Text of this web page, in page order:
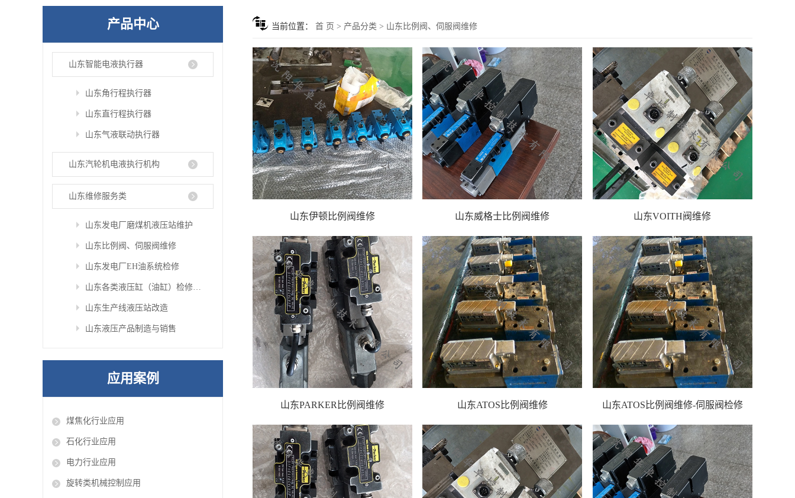
产品中心
山东智能电液执行器
山东角行程执行器
山东直行程执行器
山东气液联动执行器
山东汽轮机电液执行机构
山东维修服务类
山东发电厂磨煤机液压站维护
山东比例阀、伺服阀维修
山东发电厂EH油系统检修
山东各类液压缸（油缸）检修与定制
山东生产线液压站改造
山东液压产品制造与销售
应用案例
煤焦化行业应用
石化行业应用
电力行业应用
旋转类机械控制应用
当前位置： 首 页 > 产品分类 > 山东比例阀、伺服阀维修
山东伊顿比例阀维修 山东威格士比例阀维修 山东VOITH阀维修
山东PARKER比例阀维修 山东ATOS比例阀维修 山东ATOS比例阀维修-伺服阀检修